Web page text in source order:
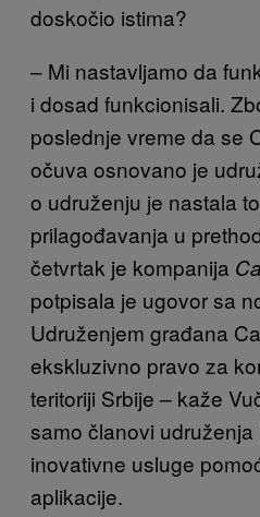
doskočio istima?
– Mi nastavljamo da
i dosad funkcionisali.
poslednje vreme da se
očuva osnovano je
o udruženju je nastala
prilagođavanja u
četvrtak je kompanija
potpisala je ugovor sa
Udruženjem građana
ekskluzivno pravo za
teritoriji Srbije – kaže
samo članovi
inovativne usluge
aplikacije.